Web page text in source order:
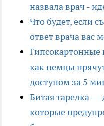
назвала врач -
Что будет, если
ответ врача вас
как немцы
доступом за 5
Битая тарелка
которые